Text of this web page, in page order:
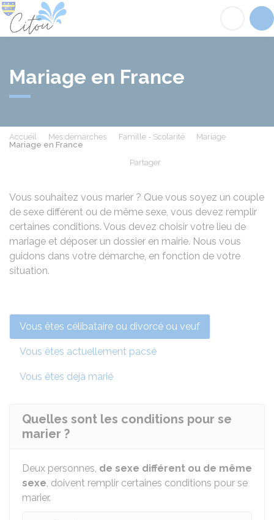
Mariage en France
Accueil Mes démarches Famille - Scolarité
Mariage
Mariage en France
Partager
Vous souhaitez vous marier ? Que vous soyez un couple
de sexe différent ou de même sexe, vous devez remplir
certaines conditions. Vous devez choisir votre lieu de
mariage et déposer un dossier en mairie. Nous vous
guidons dans votre démarche, en fonction de votre
situation.
Vous êtes célibataire ou divorcé ou veuf
Vous êtes actuellement pacsé
Vous êtes déjà marié
Quelles sont les conditions pour se
marier ?
Deux personnes, de sexe différent ou de même
sexe, doivent remplir certaines conditions pour se
marier.